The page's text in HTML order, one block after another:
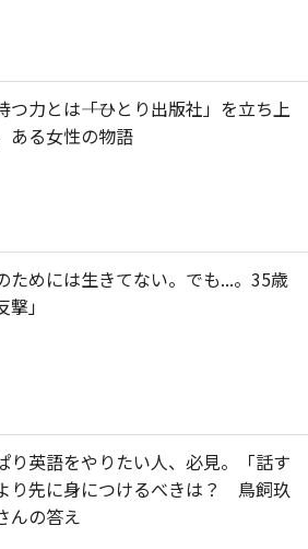
つ力とは――「ひとり出版社」を立ち上
ある女性の物語
ためには生きてない。でも...。35歳
」
り英語をやりたい人、必見。「話す
り先に身につけるべきは？ 鳥飼玖
んの答え